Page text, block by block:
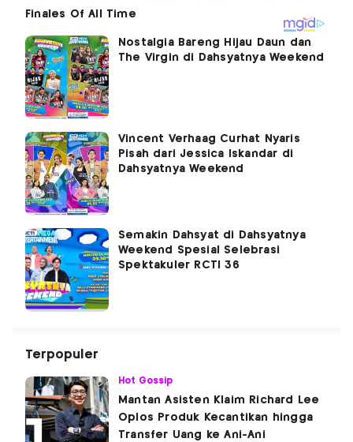
Nostalgia Bareng Hijau Daun dan
The Virgin di Dahsyatnya Weekend
Vincent Verhaag Curhat Nyaris
Pisah dari Jessica Iskandar di
Dahsyatnya Weekend
Semakin Dahsyat di Dahsyatnya
Weekend Spesial Selebrasi
Spektakuler RCTI 36
Terpopuler
Hot Gossip
Mantan Asisten Klaim Richard Lee
Oplos Produk Kecantikan hingga
Transfer Uang ke Ani-Ani